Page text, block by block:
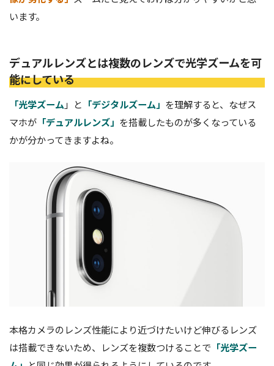
います。
デュアルレンズとは複数のレンズで光学ズームを可
能にしている
「光学ズーム 」と 「デジタルズーム」 を理解すると、なぜス
マホが 「デュアルレンズ」 を搭載したものが多くなっている
かが分かってきますよね。
本格カメラのレンズ性能により近づけたいけど伸びるレンズ
は搭載できないため、レンズを複数つけることで 「光学ズー